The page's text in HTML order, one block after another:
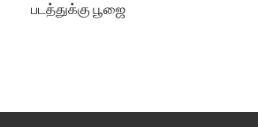
படத்துக்கு பூஜை